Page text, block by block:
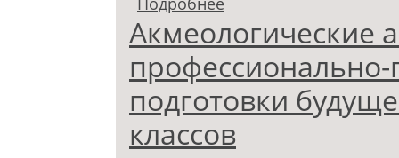
Акмеологические
профессионально-
подготовки
классов